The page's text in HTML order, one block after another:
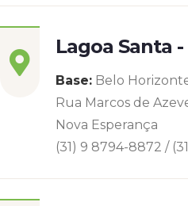
Lagoa Santa -
Base: Belo
Rua Marcos de
Nova Esperança
(31) 9 8794-8872 /